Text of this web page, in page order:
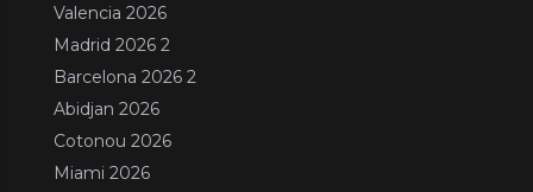
Valencia 2026
Madrid 2026 2
Barcelona 2026 2
Abidjan 2026
Cotonou 2026
Miami 2026